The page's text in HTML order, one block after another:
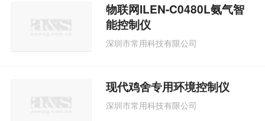
物联网ILEN-C0480L氨气智
能控制仪
深圳市常用科技有限公司
现代鸡舍专用环境控制仪
深圳市常用科技有限公司